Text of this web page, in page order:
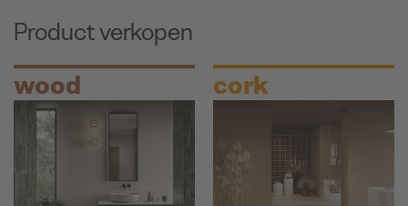
Product verkopen
wood cork